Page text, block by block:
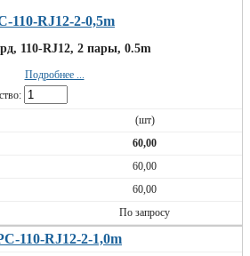
110-RJ12-2-0,5m
110-RJ12, 2 пары, 0.5m
Подробнее ...
(шт)
60,00
60,00
60,00
По запросу